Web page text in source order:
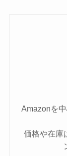
Amazonを
価格や在庫